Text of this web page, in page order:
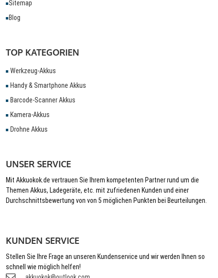
Sitemap
Blog
TOP KATEGORIEN
Werkzeug-Akkus
Handy & Smartphone Akkus
Barcode-Scanner Akkus
Kamera-Akkus
Drohne Akkus
UNSER SERVICE
Mit Akkuokok.de vertrauen Sie Ihrem kompetenten Partner rund um die
Themen Akkus, Ladegeräte, etc. mit zufriedenen Kunden und einer
Durchschnittsbewertung von von 5 möglichen Punkten bei Beurteilungen.
KUNDEN SERVICE
Stellen Sie Ihre Frage an unseren Kundenservice und wir werden Ihnen so
schnell wie möglich helfen!